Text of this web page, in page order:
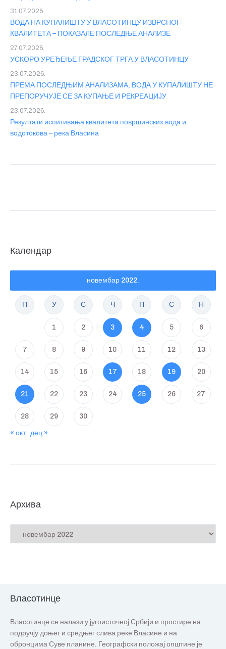
ВОДА НА КУПАЛИШТУ У ВЛАСОТИНЦУ ИЗВРСНОГ
КВАЛИТЕТА – ПОКАЗАЛЕ ПОСЛЕДЊЕ АНАЛИЗЕ
31.07.2026.
УСКОРО УРЕЂЕЊЕ ГРАДСКОГ ТРГА У ВЛАСОТИНЦУ
27.07.2026.
ПРЕМА ПОСЛЕДЊИМ АНАЛИЗАМА, ВОДА У КУПАЛИШТУ НЕ
ПРЕПОРУЧУЈЕ СЕ ЗА КУПАЊЕ И РЕКРЕАЦИЈУ
23.07.2026.
Резултати испитивања квалитета површинских вода и
водотокова – река Власина
23.07.2026.
Календар
новембар 2022.
П У С Ч П С Н
1 2 3 4 5 6
7 8 9 10 11 12 13
14 15 16 17 18 19 20
21 22 23 24 25 26 27
28 29 30
« окт дец »
Архива
Власотинце
Власотинце се налази у југоисточној Србији и простире на
подручју доњег и средњег слива реке Власине и на
обронцима Суве планине. Географски положај општине је